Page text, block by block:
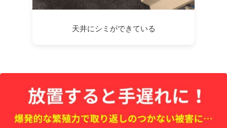
天井にシミができている